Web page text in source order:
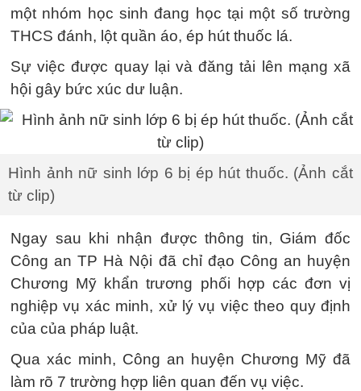
một nhóm học sinh đang học tại một số trường
THCS đánh, lột quần áo, ép hút thuốc lá.
Sự việc được quay lại và đăng tải lên mạng xã
hội gây bức xúc dư luận.
Hình ảnh nữ sinh lớp 6 bị ép hút thuốc. (Ảnh cắt
từ clip)
Ngay sau khi nhận được thông tin, Giám đốc
Công an TP Hà Nội đã chỉ đạo Công an huyện
Chương Mỹ khẩn trương phối hợp các đơn vị
nghiệp vụ xác minh, xử lý vụ việc theo quy định
của của pháp luật.
Qua xác minh, Công an huyện Chương Mỹ đã
làm rõ 7 trường hợp liên quan đến vụ việc.